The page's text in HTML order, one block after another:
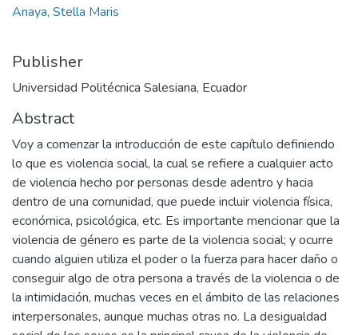
Anaya, Stella Maris
Publisher
Universidad Politécnica Salesiana, Ecuador
Abstract
Voy a comenzar la introducción de este capítulo definiendo
lo que es violencia social, la cual se refiere a cualquier acto
de violencia hecho por personas desde adentro y hacia
dentro de una comunidad, que puede incluir violencia física,
económica, psicológica, etc. Es importante mencionar que la
violencia de género es parte de la violencia social; y ocurre
cuando alguien utiliza el poder o la fuerza para hacer daño o
conseguir algo de otra persona a través de la violencia o de
la intimidación, muchas veces en el ámbito de las relaciones
interpersonales, aunque muchas otras no. La desigualdad